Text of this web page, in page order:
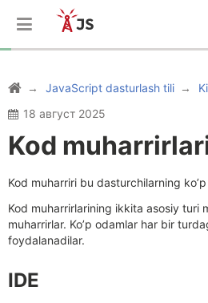
JavaScript dasturlash tili
18 август 2025
Kod
Kod muharriri bu dasturchilarning
Kod muharrirlarining ikkita asosiy turi
muharrirlar. Ko’p odamlar har bir
foydalanadilar.
IDE